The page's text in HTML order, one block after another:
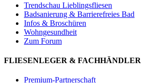
Trendschau Lieblingsfliesen
Badsanierung & Barrierefreies Bad
Infos & Broschüren
Wohngesundheit
Zum Forum
FLIESENLEGER & FACHHÄNDLER
Premium-Partnerschaft